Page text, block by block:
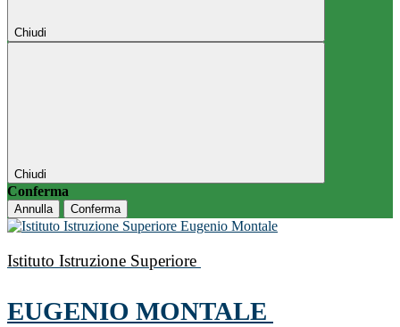
Chiudi
Chiudi
Conferma
Annulla Conferma
Istituto Istruzione Superiore
EUGENIO MONTALE